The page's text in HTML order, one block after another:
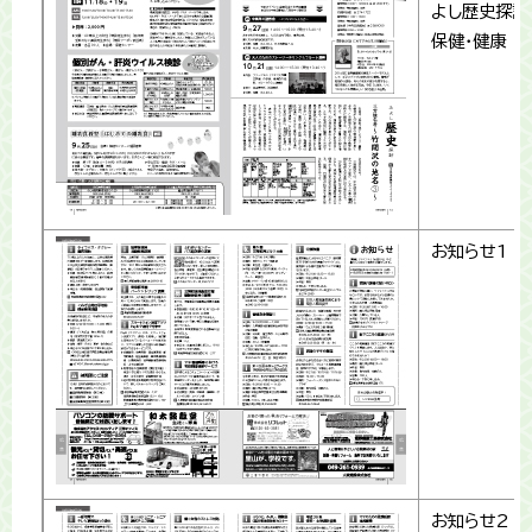
よし歴史探訪
保健・健康
お知らせ1
お知らせ2